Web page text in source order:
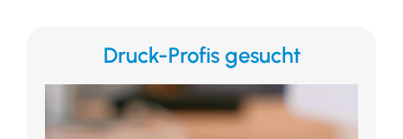
Druck-Profis gesucht